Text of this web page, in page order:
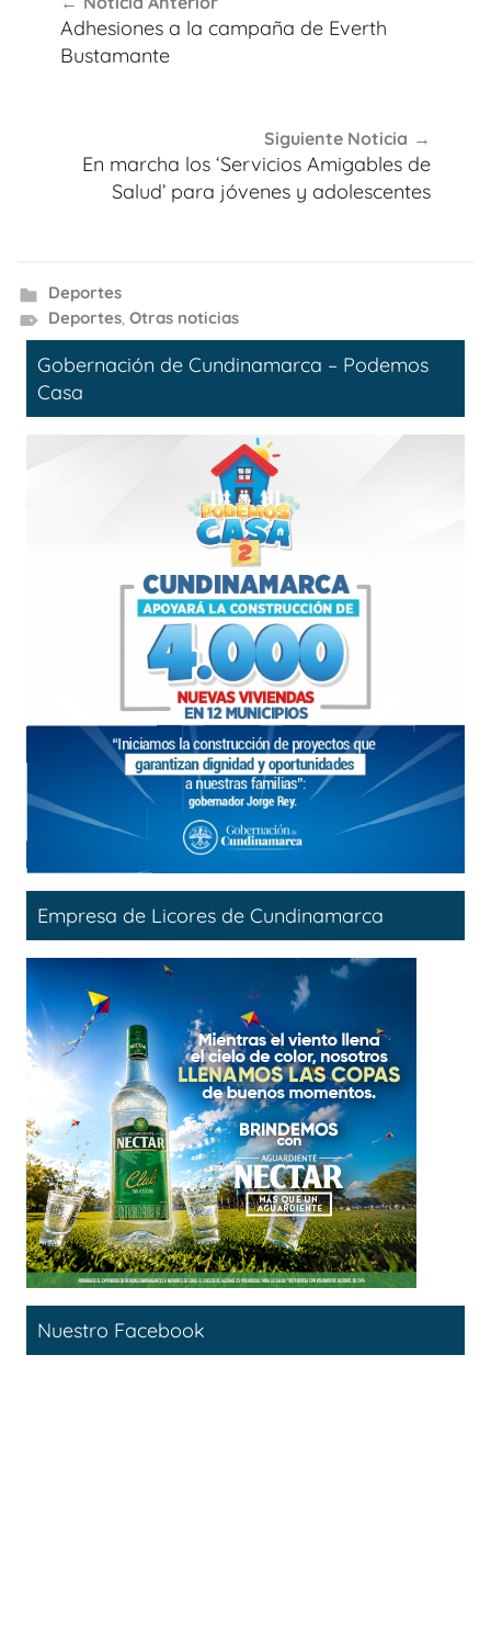
de
entradas
Adhesiones a la campaña de Everth
Bustamante
Siguiente Noticia
En marcha los ‘Servicios Amigables de
Salud’ para jóvenes y adolescentes
Deportes
Deportes, Otras noticias
Gobernación de Cundinamarca – Podemos
Casa
Empresa de Licores de Cundinamarca
Nuestro Facebook